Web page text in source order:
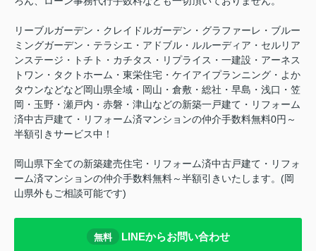
リーブルガーデン・クレイドルガーデン・グラファーレ・ブルー
ミングガーデン・テラシエ・アドブル・ルルーディア・セルリア
ンステージ・トチト・カチタス・リプライス・一建設・アーネス
トワン・タクトホーム・東栄住宅・ケイアイプランニング・よか
タウンなどなど岡山県全域・岡山・倉敷・総社・早島・浅口・笠
岡・玉野・瀬戸内・赤磐・津山などの新築一戸建て・リフォーム
済中古戸建て・リフォーム済マンションの仲介手数料無料0円～
半額引きサービス中！
岡山県下全ての新築建売住宅・リフォーム済中古戸建て・リフォ
ーム済マンションの仲介手数料無料～半額引きいたします。(岡
山県外もご相談可能です)
無料 LINEからお問い合わせ